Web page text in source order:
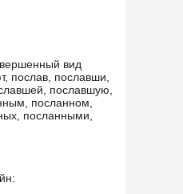
вид
послав, пославши,
пославшую,
посланном,
посланными,